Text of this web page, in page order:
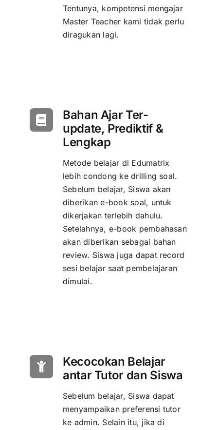
Tentunya, kompetensi mengajar
Master Teacher kami tidak perlu
diragukan lagi.
Bahan Ajar Ter-
update, Prediktif &
Lengkap
Metode belajar di Edumatrix
lebih condong ke drilling soal.
Sebelum belajar, Siswa akan
diberikan e-book soal, untuk
dikerjakan terlebih dahulu.
Setelahnya, e-book pembahasan
akan diberikan sebagai bahan
review. Siswa juga dapat record
sesi belajar saat pembelajaran
dimulai.
Kecocokan Belajar
antar Tutor dan Siswa
Sebelum belajar, Siswa dapat
menyampaikan preferensi tutor
ke admin. Selain itu, jika di